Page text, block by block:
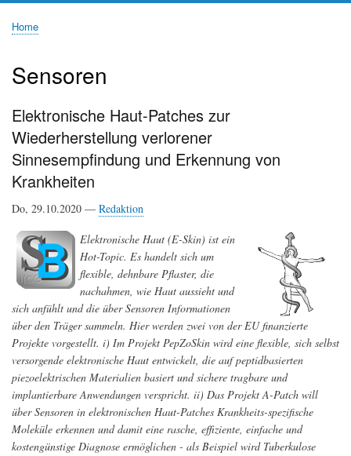
Home
Sensoren
Elektronische Haut-Patches zur
Wiederherstellung verlorener
Sinnesempfindung und Erkennung von
Krankheiten
Do, 29.10.2020 — Redaktion
Elektronische Haut (E-Skin) ist ein
Hot-Topic. Es handelt sich um
flexible, dehnbare Pflaster, die
nachahmen, wie Haut aussieht und
sich anfühlt und die über Sensoren Informationen
über den Träger sammeln. Hier werden zwei von der EU finanzierte
Projekte vorgestellt. i) Im Projekt PepZoSkin wird eine flexible, sich selbst
versorgende elektronische Haut entwickelt, die auf peptidbasierten
piezoelektrischen Materialien basiert und sichere tragbare und
implantierbare Anwendungen verspricht. ii) Das Projekt A-Patch will
über Sensoren in elektronischen Haut-Patches Krankheits-spezifische
Moleküle erkennen und damit eine rasche, effiziente, einfache und
kostengünstige Diagnose ermöglichen - als Beispiel wird Tuberkulose